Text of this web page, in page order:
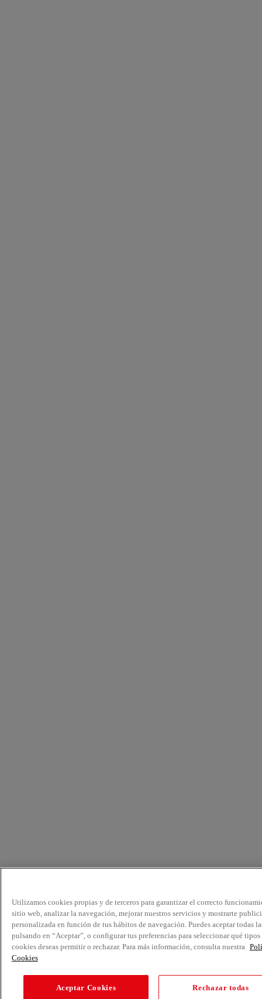
Utilizamos cookies propias y de terceros para garantizar el correcto
sitio web, analizar la navegación, mejorar nuestros servicios y mostrarte
personalizada en función de tus hábitos de navegación. Puedes aceptar todas
pulsando en “Aceptar”, o configurar tus preferencias para seleccionar qué tipos
cookies deseas permitir o rechazar. Para más información, consulta nuestra
Cookies
Aceptar Cookies Rechazar todas